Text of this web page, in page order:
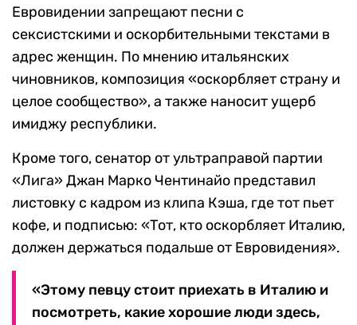
Евровидении запрещают песни с
сексистскими и оскорбительными текстами в
адрес женщин. По мнению итальянских
чиновников, композиция «оскорбляет страну и
целое сообщество», а также наносит ущерб
имиджу республики.
Кроме того, сенатор от ультраправой партии
«Лига» Джан Марко Чентинайо представил
листовку с кадром из клипа Кэша, где тот пьет
кофе, и подписью: «Тот, кто оскорбляет Италию,
должен держаться подальше от Евровидения».
«Этому певцу стоит приехать в Италию и
посмотреть, какие хорошие люди здесь,